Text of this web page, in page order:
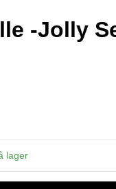
-Jolly
lager